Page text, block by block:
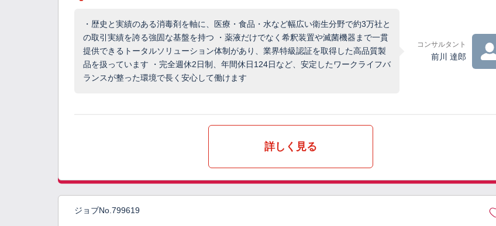
・歴史と実績のある消毒剤を軸に、医療・食品・水など幅広い衛生分野で約3万社と
の取引実績を誇る強固な基盤を持つ ・薬液だけでなく希釈装置や滅菌機器まで一貫
提供できるトータルソリューション体制があり、業界特級認証を取得した高品質製
品を扱っています ・完全週休2日制、年間休日124日など、安定したワークライフバ
ランスが整った環境で長く安心して働けます
コンサルタント
前川 達郎
詳しく見る
ジョブNo.799619